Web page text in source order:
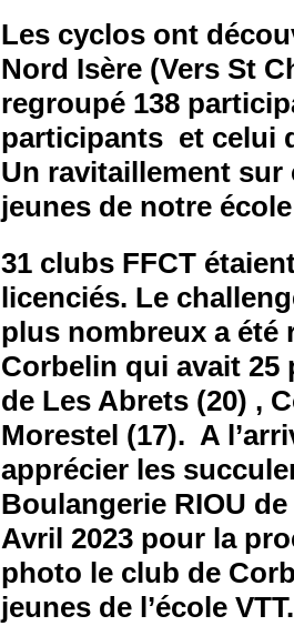
Les cyclos ont
Nord Isère (Vers St
regroupé 138
participants et celui
Un ravitaillement
jeunes de notre
31 clubs FFCT
licenciés. Le
plus nombreux a été
Corbelin qui avait
de Les Abrets (20) ,
Morestel (17). A
apprécier les
Boulangerie RIOU
Avril 2023 pour la
photo le club de
jeunes de l’école VTT.